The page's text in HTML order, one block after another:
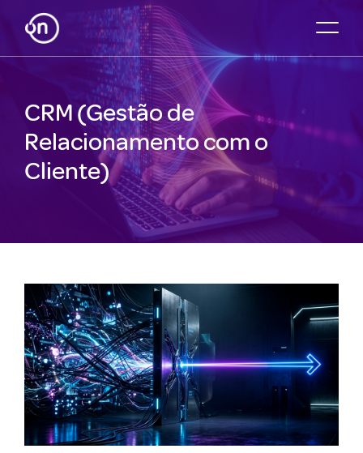
CRM (Gestão de
Relacionamento com o
Cliente)